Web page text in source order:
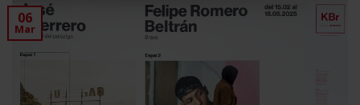
06
Mar